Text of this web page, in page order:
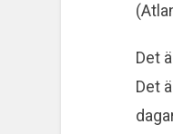
Det
Det